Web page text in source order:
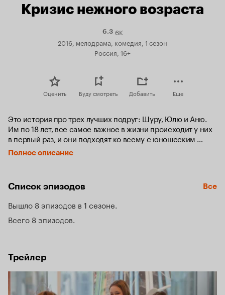
Кризис нежного возраста
6.3Рейтинг
Кинопоиска
6.3
6K
2016, мелодрама, комедия, 1 сезон
Россия, 16+
Оценить Буду смотреть Добавить Еще
Это история про трех лучших подруг: Шуру, Юлю и Аню.
Им по 18 лет, все самое важное в жизни происходит у них
в первый раз, и они подходят ко всему с юношеским
рвением и максимализмом. Шура Ермакова влюбляется в
преподавателя и в тот же день узнает, что в ее семью
парнем-полицейским, который ей постоянно изменяет, а
раз в неделю придумывает себе новую карьеру.
Полное описание
Список эпизодов Все
Вышло 8 эпизодов в 1 сезоне
Всего 8 эпизодов
Трейлер